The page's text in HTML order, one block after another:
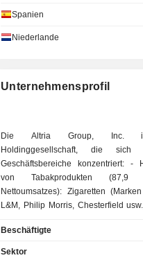
Spanien
Niederlande
Unternehmensprofil
Die Altria Group, Inc.
Holdinggesellschaft, die
Geschäftsbereiche konzentriert: - Herstellung
von Tabakprodukten
Nettoumsatzes): Zigaretten
L&M, Philip Morris, Chesterfield
von rauchfreien Tabakprodukten (12
Copenhagen, Skoal, Red Seal usw.; - Sonstiges
Beschäftigte
Sektor